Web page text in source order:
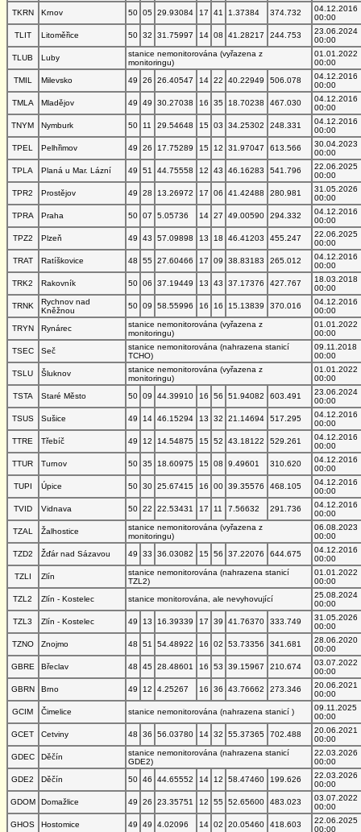
TKRN
Krnov 50 05 29.93084 17 41 1.37384 374.732
04.12.2016
00:00
TLIT
Litoměřice 50 32 31.75997 14 08 41.28217 244.753
23.06.2024
00:00
TLUB
Luby
stanice nemonitorována (vyřazena z
monitoringu)
01.01.2022
00:00
TMIL
Milevsko 49 26 26.40547 14 22 40.22949 506.078
04.12.2016
00:00
TMLA
Mladějov 49 49 30.27038 16 35 18.70238 467.030
04.12.2016
00:00
TNYM
Nymburk 50 11 29.54648 15 03 34.25302 248.331
04.12.2016
00:00
TPEL
Pelhřimov 49 26 17.75289 15 12 31.97047 613.566
30.04.2023
00:00
TPLA
Planá u Mar. Lázní 49 51 44.75558 12 43 46.16283 541.796
22.06.2025
00:00
TPR2
Prostějov 49 28 13.26972 17 06 41.42488 280.981
31.05.2026
00:00
TPRA
Praha 50 07 5.05736 14 27 49.00590 294.332
04.12.2016
00:00
TPZ2
Plzeň 49 43 57.09898 13 18 46.41203 455.247
22.06.2025
00:00
TRAT
Ratíškovice 48 55 27.60466 17 09 38.83183 265.012
04.12.2016
00:00
TRK2
Rakovník 50 06 37.19449 13 43 37.17376 427.767
18.03.2018
00:00
TRNK
Rychnov nad
Kněžnou
50 09 58.55996 16 16 15.13839 370.016
04.12.2016
00:00
TRYN
Rynárec
stanice nemonitorována (vyřazena z
monitoringu)
01.01.2022
00:00
TSEC
Seč
stanice nemonitorována (nahrazena stanicí
TCHO)
09.11.2018
00:00
TSLU
Šluknov
stanice nemonitorována (vyřazena z
monitoringu)
01.01.2022
00:00
TSTA
Staré Město 50 09 44.39910 16 56 51.94082 603.491
23.06.2024
00:00
TSUS
Sušice 49 14 46.15294 13 32 21.14694 517.295
04.12.2016
00:00
TTRE
Třebíč 49 12 14.54875 15 52 43.18122 529.261
04.12.2016
00:00
TTUR
Turnov 50 35 18.60975 15 08 9.49601 310.620
04.12.2016
00:00
TUPI
Úpice 50 30 25.67415 16 00 39.35576 468.105
04.12.2016
00:00
TVID
Vidnava 50 22 22.53431 17 11 7.56632 291.736
04.12.2016
00:00
TZAL
Žalhostice
stanice nemonitorována (vyřazena z
monitoringu)
06.08.2023
00:00
TZD2
Žďár nad Sázavou 49 33 36.03082 15 56 37.22076 644.675
04.12.2016
00:00
TZLI
Zlín
stanice nemonitorována (nahrazena stanicí
TZL2)
01.01.2022
00:00
TZL2
Zlín - Kostelec stanice monitorována, ale nevyhovující
25.08.2024
00:00
TZL3
Zlín - Kostelec 49 13 16.39339 17 39 41.76370 333.749
31.05.2026
00:00
TZNO
Znojmo 48 51 54.48922 16 02 53.73356 341.681
28.06.2020
00:00
GBRE
Břeclav 48 45 28.48601 16 53 39.15967 210.674
03.07.2022
00:00
GBRN
Brno 49 12 4.25267 16 36 43.76662 273.346
20.06.2021
00:00
GCIM
Čimelice stanice nemonitorována (nahrazena stanicí )
09.11.2025
00:00
GCET
Cetviny 48 36 56.03780 14 32 55.37365 702.488
20.06.2021
00:00
GDEC
Děčín
stanice nemonitorována (nahrazena stanicí
GDE2)
22.03.2026
00:00
GDE2
Děčín 50 46 44.65552 14 12 58.47460 199.626
22.03.2026
00:00
GDOM
Domažlice 49 26 23.35751 12 55 52.65600 483.023
03.07.2022
00:00
GHOS
Hostomice 49 49 4.02096 14 02 20.05460 418.603
22.06.2025
00:00